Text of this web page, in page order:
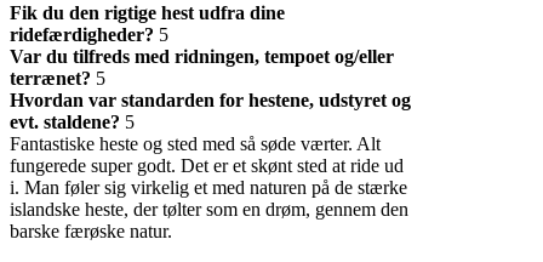
Fik du den rigtige hest udfra dine
ridefærdigheder? 5
Var du tilfreds med ridningen, tempoet og/eller
terrænet? 5
Hvordan var standarden for hestene, udstyret og
evt. staldene? 5
Fantastiske heste og sted med så søde værter. Alt
fungerede super godt. Det er et skønt sted at ride ud
i. Man føler sig virkelig et med naturen på de stærke
islandske heste, der tølter som en drøm, gennem den
barske færøske natur.